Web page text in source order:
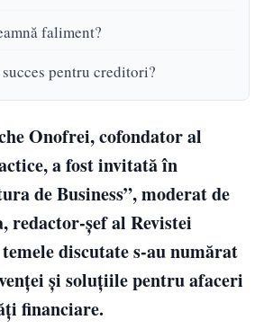
faliment?
pentru creditori?
Onofrei, cofondator al
a fost invitată în
de Business”, moderat de
redactor-șef al Revistei
discutate s-au numărat
și soluțiile pentru afaceri
financiare.